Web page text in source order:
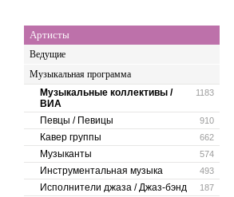
Артисты
Ведущие
Музыкальная программа
1183
Музыкальные коллективы /
ВИА
910
Певцы / Певицы
662
Кавер группы
574
Музыканты
493
Инструментальная музыка
187
Исполнители джаза / Джаз-бэнд